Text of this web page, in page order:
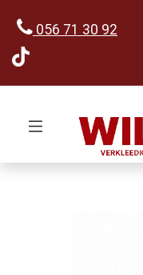
056 71 30 92